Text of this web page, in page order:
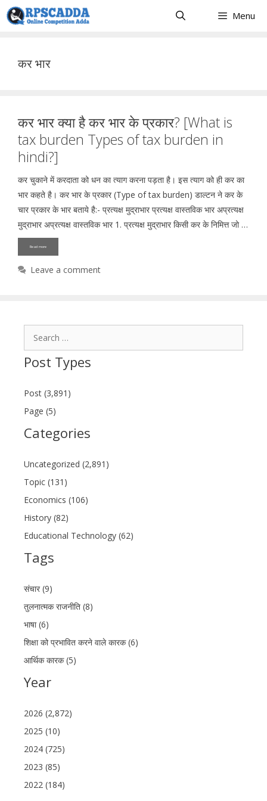
Skip
to
Menu
कर भार
कर भार क्या है कर भार के प्रकार? [What is
tax burden Types of tax burden in
hindi?]
कर चुकाने में करदाता को धन का त्याग करना पड़ता है। इस त्याग को ही कर का
भार कहते है। कर भार के प्रकार (Type of tax burden) डाल्टन ने कर के
चार प्रकार के भार बताये है:- प्रत्यक्ष मुद्राभार प्रत्यक्ष वास्तविक भार अप्रत्यक्ष
मुद्राभार अप्रत्यक्ष वास्तविक भार 1. प्रत्यक्ष मुद्राभार किसी कर के निमित्त जो …
Read more
Leave a comment
Post Types
Post (3,891)
Page (5)
Categories
Uncategorized (2,891)
Topic (131)
Economics (106)
History (82)
Educational Technology (62)
Tags
संचार (9)
तुलनात्मक राजनीति (8)
भाषा (6)
शिक्षा को प्रभावित करने वाले कारक (6)
आर्थिक कारक (5)
Year
2026 (2,872)
2025 (10)
2024 (725)
2023 (85)
2022 (184)